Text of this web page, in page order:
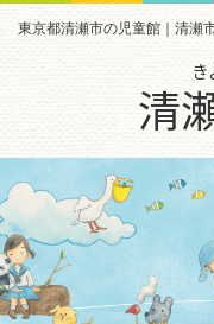
東京都清瀬市の児童館｜清瀬
清